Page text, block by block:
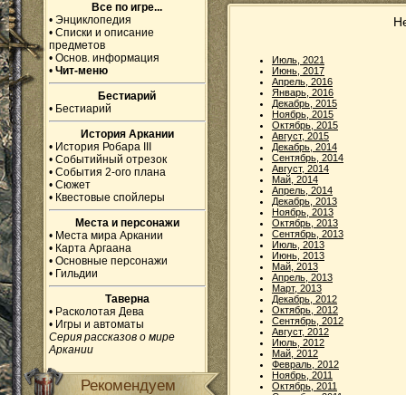
Все по игре...
• Энциклопедия
• Списки и описание
предметов
• Основ. информация
• Чит-меню
Бестиарий
• Бестиарий
История Аркании
• История Робара III
• Событийный отрезок
• События 2-ого плана
• Сюжет
• Квестовые спойлеры
Места и персонажи
• Места мира Аркании
• Карта Аргаана
• Основные персонажи
• Гильдии
Таверна
• Расколотая Дева
• Игры и автоматы
Серия рассказов о мире
Аркании
Рекомендуем
Июль, 2021
Июнь, 2017
Апрель, 2016
Январь, 2016
Декабрь, 2015
Ноябрь, 2015
Октябрь, 2015
Август, 2015
Декабрь, 2014
Сентябрь, 2014
Август, 2014
Май, 2014
Апрель, 2014
Декабрь, 2013
Ноябрь, 2013
Октябрь, 2013
Сентябрь, 2013
Июль, 2013
Июнь, 2013
Май, 2013
Апрель, 2013
Март, 2013
Декабрь, 2012
Октябрь, 2012
Сентябрь, 2012
Август, 2012
Июль, 2012
Май, 2012
Февраль, 2012
Ноябрь, 2011
Октябрь, 2011